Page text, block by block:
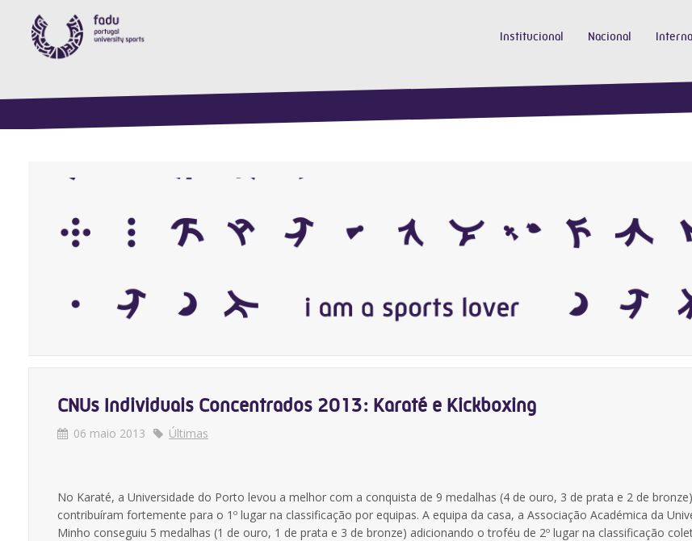
Institucional Nacional
CNUs Individuais Concentrados 2013: Karaté e Kickboxing
06 maio 2013 Últimas
No Karaté, a Universidade do Porto levou a melhor com a conquista de 9 medalhas (4 de ouro, 3 de prata e 2 de
contribuíram fortemente para o 1º lugar na classificação por equipas. A equipa da casa, a Associação Académica da
Minho conseguiu 5 medalhas (1 de ouro, 1 de prata e 3 de bronze) adicionando o troféu de 2º lugar na classificação